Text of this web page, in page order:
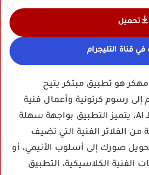
تحميل
قناة التليجرام
تنزيل تطبيق Voila AI Artist مهكر هو تطبيق مبتكر يتيح
رسوم كرتونية وأعمال فنية
مدهشة باستخدام تقنيات الـ AI، يتميز التطبيق بواجهة سهلة
الفلاتر الفنية التي تضيف
صورك إلى أسلوب الأنيمي، أو
الفنية الكلاسيكية، التطبيق